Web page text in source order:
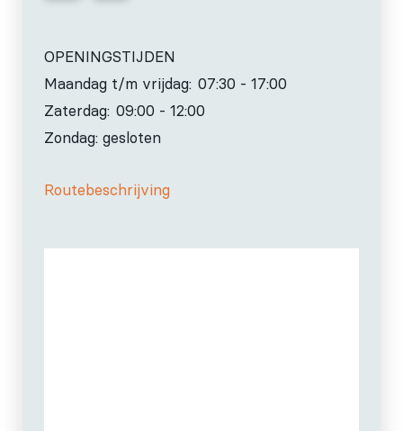
OPENINGSTIJDEN
Maandag t/m vrijdag: 07:30 - 17:00
Zaterdag: 09:00 - 12:00
Zondag: gesloten
Routebeschrijving